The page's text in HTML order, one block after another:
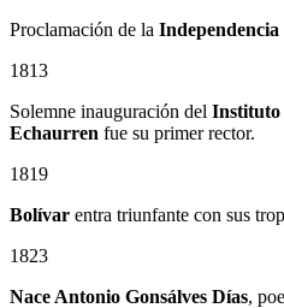
Proclamación de la
1813
Solemne inauguración del Instituto
Echaurren fue su primer rector.
1819
Bolívar entra triunfante con sus
1823
Nace Antonio Gonsálves Días,